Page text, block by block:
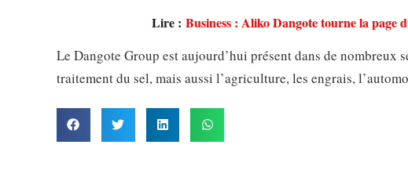
Lire : Business : Aliko Dangote tourne la page
Le Dangote Group est aujourd’hui présent dans de
traitement du sel, mais aussi l’agriculture, les engrais,